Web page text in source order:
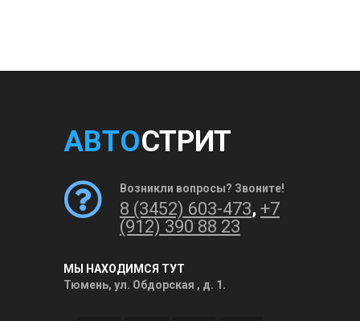
АВТОСТРИТ
Возникли вопросы? Звоните!
8 (3452) 603-473, +7
(912) 390 88 23
МЫ НАХОДИМСЯ ТУТ
Тюмень, ул. Обдорская , д. 1.